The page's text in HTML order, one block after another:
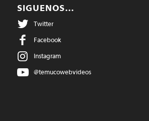
SIGUENOS…
Twitter
Facebook
Instagram
@temucowebvideos